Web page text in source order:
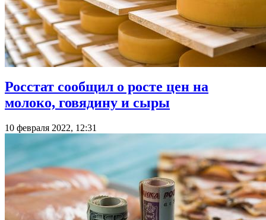
Росстат сообщил о росте цен на
молоко, говядину и сыры
10 февраля 2022, 12:31